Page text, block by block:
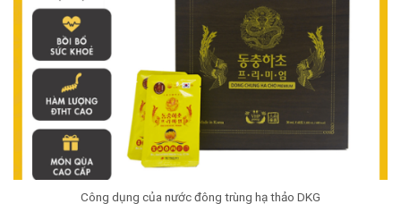
Công dụng của nước đông trùng hạ thảo DKG